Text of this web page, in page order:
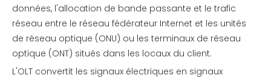
données, l'allocation de bande passante et le trafic
réseau entre le réseau fédérateur Internet et les unités
de réseau optique (ONU) ou les terminaux de réseau
optique (ONT) situés dans les locaux du client.
L'OLT convertit les signaux électriques en signaux